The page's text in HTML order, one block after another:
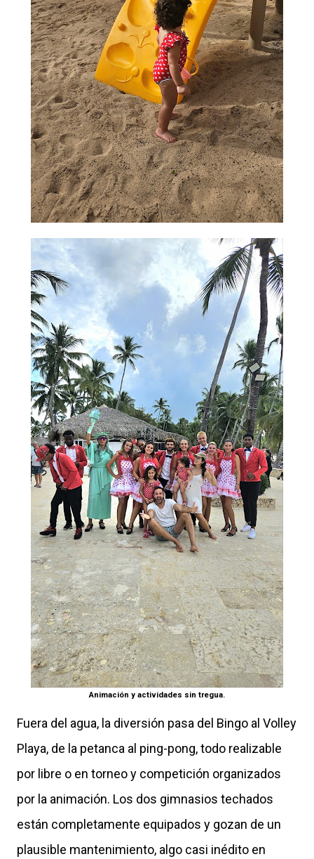
Animación y actividades sin tregua.
Fuera del agua, la diversión pasa del Bingo al Volley
Playa, de la petanca al ping-pong, todo realizable
por libre o en torneo y competición organizados
por la animación. Los dos gimnasios techados
están completamente equipados y gozan de un
plausible mantenimiento, algo casi inédito en